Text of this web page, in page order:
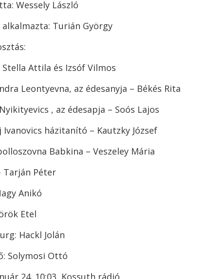
Wessely László
alkalmazta: Turián György
Attila és Izsóf Vilmos
Leontyevna, az édesanyja – Békés Rita
, az édesapja – Soós Lajos
Ivanovics házitanító – Kautzky József
Babkina – Veszeley Mária
Tarján Péter
Anikó
Etel
Hackl Jolán
Solymosi Ottó
24. 10:03, Kossuth rádió